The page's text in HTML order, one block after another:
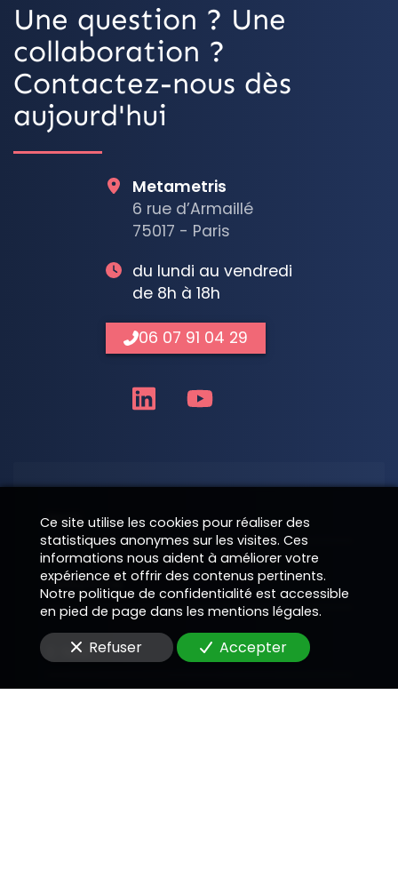
Une question ? Une
collaboration ?
Contactez-nous dès
aujourd'hui
Nom
Téléphone
E-Mail
Metametris
6 rue d’Armaillé
75017 - Paris
du lundi au vendredi
de 8h à 18h
06 07 91 04 29
Ce site utilise les cookies pour réaliser des
statistiques anonymes sur les visites. Ces
informations nous aident à améliorer votre
expérience et offrir des contenus pertinents.
Notre politique de confidentialité est accessible
en pied de page dans les mentions légales.
Refuser Accepter